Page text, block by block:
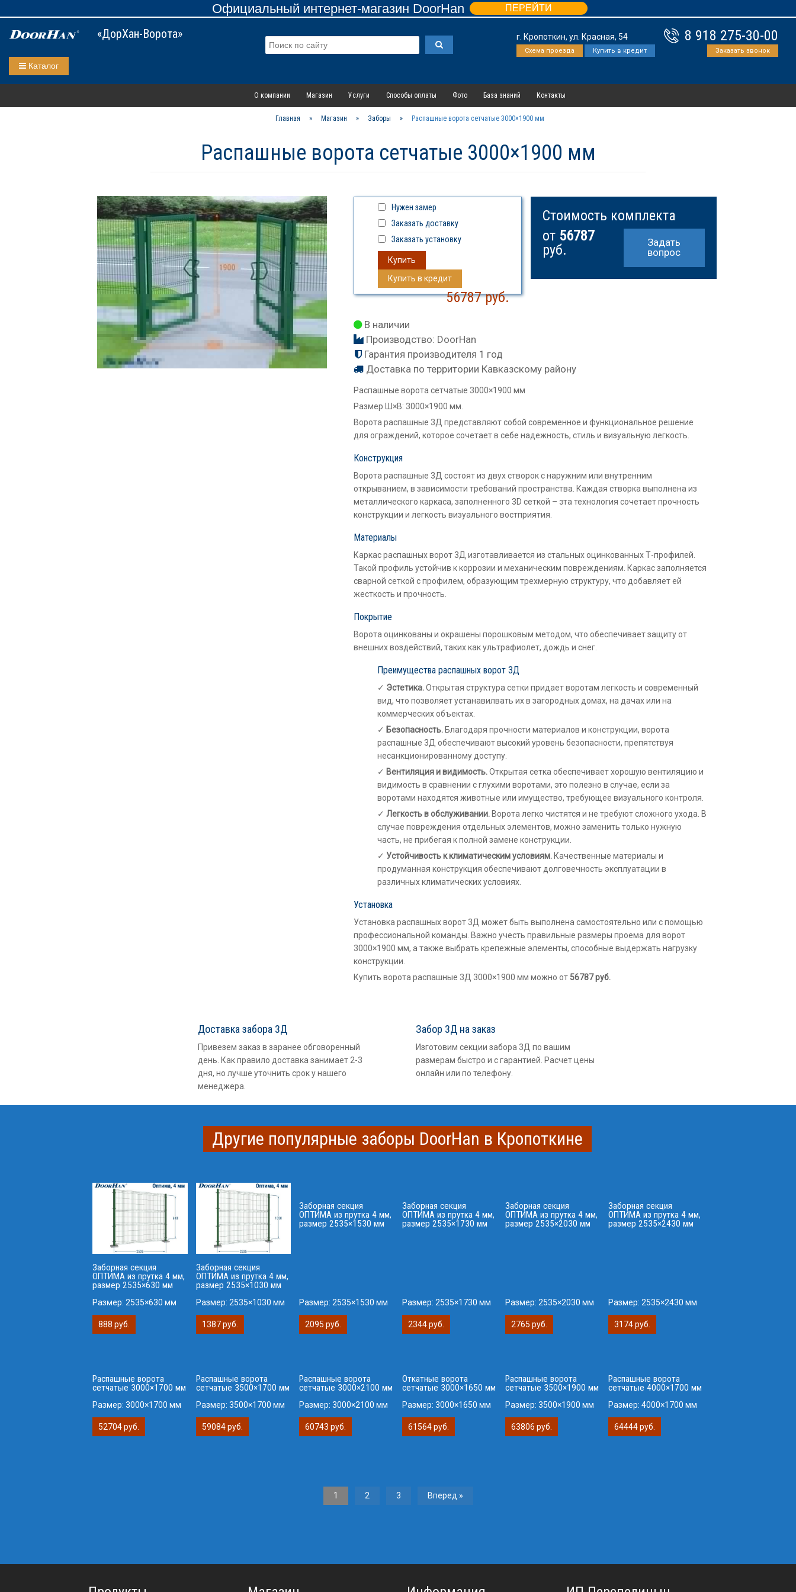
Официальный интернет-магазин DoorHan ПЕРЕЙТИ
«ДорХан-Ворота» 8 918 275-30-00
Заказать звонок
г. Кропоткин, ул. Красная, 54
Схема проезда Купить в кредит
Каталог
О компании Магазин Услуги Способы оплаты Фото База знаний Контакты
Главная » Магазин » Заборы » Распашные ворота сетчатые 3000×1900 мм
Распашные ворота сетчатые 3000×1900 мм
Нужен замер
Заказать доставку
Заказать установку
Купить
Купить в кредит
56787 руб.
Стоимость комплекта
от 56787
руб.
Задать
вопрос
В наличии
Производство: DoorHan
Гарантия производителя 1 год
Доставка по территории Кавказскому району
Распашные ворота сетчатые 3000×1900 мм
Размер Ш×В: 3000×1900 мм.
Ворота распашные 3Д представляют собой современное и функциональное решение
для ограждений, которое сочетает в себе надежность, стиль и визуальную легкость.
Конструкция
Ворота распашные 3Д состоят из двух створок с наружним или внутренним
открыванием, в зависимости требований пространства. Каждая створка выполнена из
металлического каркаса, заполненного 3D сеткой – эта технология сочетает прочность
конструкции и легкость визуального востприятия.
Материалы
Каркас распашных ворот 3Д изготавливается из стальных оцинкованных Т-профилей.
Такой профиль устойчив к коррозии и механическим повреждениям. Каркас заполняется
сварной сеткой с профилем, образующим трехмерную структуру, что добавляет ей
жесткость и прочность.
Покрытие
Ворота оцинкованы и окрашены порошковым методом, что обеспечивает защиту от
внешних воздействий, таких как ультрафиолет, дождь и снег.
Преимущества распашных ворот 3Д
Эстетика.Открытая структура сетки придает воротам легкость и современный
вид, что позволяет устанавилвать их в загородных домах, на дачах или на
коммерческих объектах.
Безопасность. Благодаря прочности материалов и конструкции, ворота
распашные 3Д обеспечивают высокий уровень безопасности, препятствуя
несанкционированному доступу.
Вентиляция и видимость.Открытая сетка обеспечивает хорошую вентиляцию и
видимость в сравнении с глухими воротами, это полезно в случае, если за
воротами находятся животные или имущество, требующее визуального контроля.
Легкость в обслуживании. Ворота легко чистятся и не требуют сложного ухода. В
случае повреждения отдельных элементов, можно заменить только нужную
часть, не прибегая к полной замене конструкции.
Устойчивость к климатическим условиям. Качественные материалы и
продуманная конструкция обеспечивают долговечность эксплуатации в
различных климатических условиях.
Установка
Установка распашных ворот 3Д может быть выполнена самостоятельно или с помощью
профессиональной команды. Важно учесть правильные размеры проема для ворот
3000×1900 мм, а также выбрать крепежные элементы, способные выдержать нагрузку
конструкции.
Купить ворота распашные 3Д 3000×1900 мм можно от 56787руб.
Доставка забора 3Д
Привезем заказ в заранее обговоренный
день. Как правило доставка занимает 2-3
дня, но лучше уточнить срок у нашего
менеджера.
Забор 3Д на заказ
Изготовим секции забора 3Д по вашим
размерам быстро и с гарантией. Расчет цены
онлайн или по телефону.
Другие популярные заборы DoorHan в Кропоткине
Заборная секция
ОПТИМА из прутка 4 мм,
размер 2535×630 мм
Размер:2535×630 мм
888 руб.
Заборная секция
ОПТИМА из прутка 4 мм,
размер 2535×1030 мм
Размер: 2535×1030 мм
1387 руб.
Заборная секция
ОПТИМА из прутка 4 мм,
размер 2535×1530 мм
Размер: 2535×1530 мм
2095 руб.
Заборная секция
ОПТИМА из прутка 4 мм,
размер 2535×1730 мм
Размер: 2535×1730 мм
2344 руб.
Заборная секция
ОПТИМА из прутка 4 мм,
размер 2535×2030 мм
Размер:2535×2030 мм
2765 руб.
Заборная секция
ОПТИМА из прутка 4 мм,
размер 2535×2430 мм
Размер:2535×2430 мм
3174 руб.
Распашные ворота
сетчатые 3000×1700 мм
Размер:3000×1700 мм
52704 руб.
Распашные ворота
сетчатые 3500×1700 мм
Размер: 3500×1700 мм
59084 руб.
Распашные ворота
сетчатые 3000×2100 мм
Размер: 3000×2100 мм
60743 руб.
Откатные ворота
сетчатые 3000×1650 мм
Размер: 3000×1650 мм
61564 руб.
Распашные ворота
сетчатые 3500×1900 мм
Размер:3500×1900 мм
63806 руб.
Распашные ворота
сетчатые 4000×1700 мм
Размер:4000×1700 мм
64444 руб.
1 2 3 Вперед »